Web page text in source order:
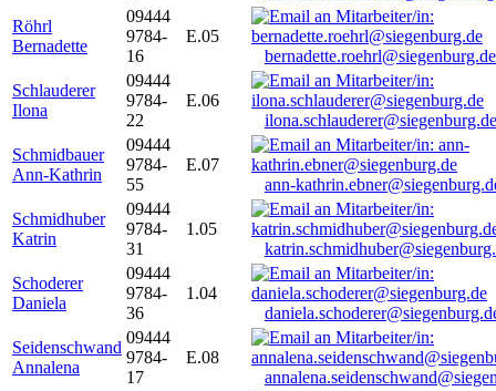
Röhrl
Bernadette
09444
9784-
16
E.05
bernadette.roehrl@siegenburg.de
Schlauderer
Ilona
09444
9784-
22
E.06
ilona.schlauderer@siegenburg.de
Schmidbauer
Ann-Kathrin
09444
9784-
55
E.07
ann-
Schmidhuber
Katrin
09444
9784-
31
1.05
Schoderer
Daniela
09444
9784-
36
1.04
Seidenschwand
Annalena
09444
9784-
17
E.08